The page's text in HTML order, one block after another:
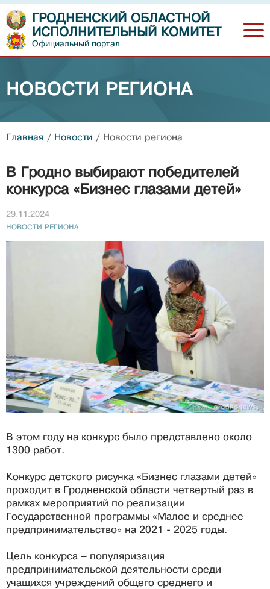
ГРОДНЕНСКИЙ ОБЛАСТНОЙ
ИСПОЛНИТЕЛЬНЫЙ КОМИТЕТ
Официальный портал
НОВОСТИ РЕГИОНА
Главная / Новости / Новости региона
В Гродно выбирают победителей
конкурса «Бизнес глазами детей»
29.11.2024
НОВОСТИ РЕГИОНА
В этом году на конкурс было представлено около
1300 работ.
Конкурс детского рисунка «Бизнес глазами детей»
проходит в Гродненской области четвертый раз в
рамках мероприятий по реализации
Государственной программы «Малое и среднее
предпринимательство» на 2021 - 2025 годы.
Цель конкурса – популяризация
предпринимательской деятельности среди
учащихся учреждений общего среднего и